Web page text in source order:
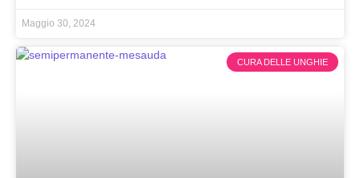
Maggio 30, 2024
CURA DELLE UNGHIE